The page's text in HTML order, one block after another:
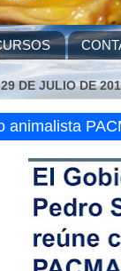
DE JULIO DE
animalista